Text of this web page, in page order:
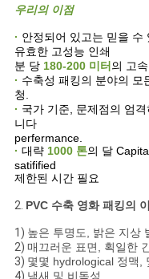
문
을
요
구
하
세
요
사
우리의 이점
· 안정되어 있고는 믿을 수
유효한 고성능 인쇄
분 당 180-200 미터 의 고
· 수축성 패킹의 분야의 모
청.
· 국가 기준, 문제점의 엄
니다
perfermance.
· 대략 1000 톤의 달
satifified
제한된 시간 필요
2. PVC 수축 영화 패킹의
1) 높은 투명도, 밝은 지상
2) 매끄러운 표면, 획일한
3) 몇몇 hydrological 정맥,
4) 냄새 및 비독성.